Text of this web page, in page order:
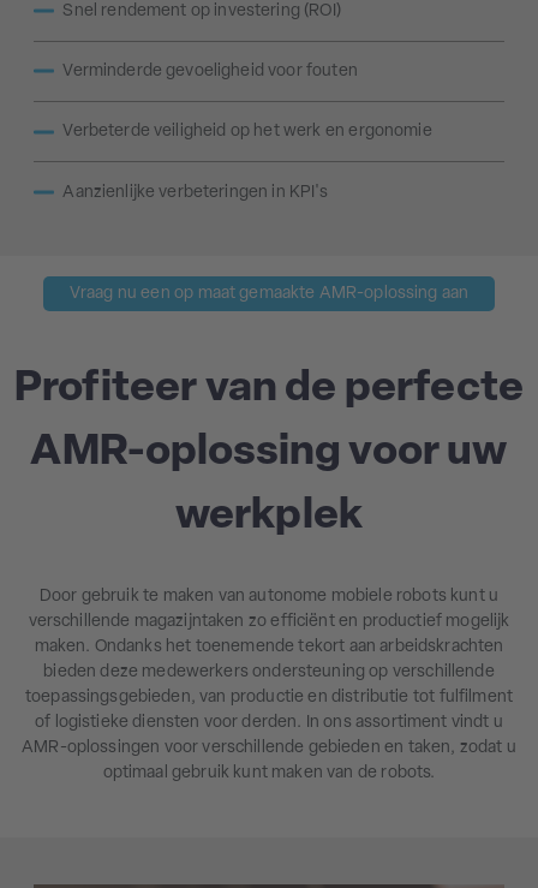
Snel rendement op investering (ROI)
Verminderde gevoeligheid voor fouten
Verbeterde veiligheid op het werk en ergonomie
Aanzienlijke verbeteringen in KPI's
Vraag nu een op maat gemaakte AMR-oplossing aan
Profiteer van de perfecte
AMR-oplossing voor uw
werkplek
Door gebruik te maken van autonome mobiele robots kunt u
verschillende magazijntaken zo efficiënt en productief mogelijk
maken. Ondanks het toenemende tekort aan arbeidskrachten
bieden deze medewerkers ondersteuning op verschillende
toepassingsgebieden, van productie en distributie tot fulfilment
of logistieke diensten voor derden. In ons assortiment vindt u
AMR-oplossingen voor verschillende gebieden en taken, zodat u
optimaal gebruik kunt maken van de robots.